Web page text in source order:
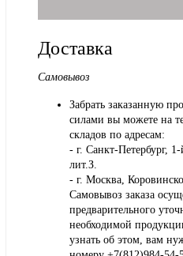
Доставка
Самовывоз
Забрать заказанную
силами вы можете на
складов по адресам:
- г. Санкт-Петербург,
лит.З.
- г. Москва,
Самовывоз заказа
предварительного
необходимой
узнать об этом, вам